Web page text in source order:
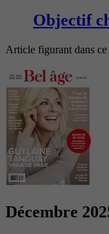
Objectif
Article figurant dans ce
Décembre